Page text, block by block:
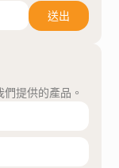
送出
提供的產品。